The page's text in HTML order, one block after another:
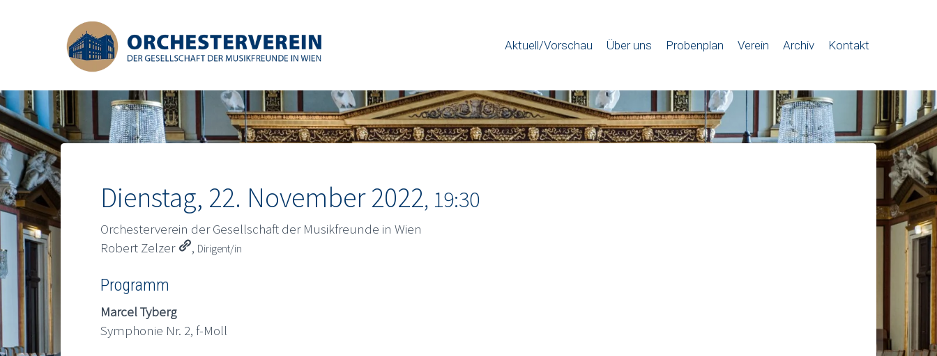
Aktuell/Vorschau Über uns Probenplan Verein Archiv Kontakt
Dienstag, 22. November 2022, 19:30
Orchesterverein der Gesellschaft der Musikfreunde in Wien
Robert Zelzer
, Dirigent/in
Programm
Marcel Tyberg
Symphonie Nr. 2, f-Moll